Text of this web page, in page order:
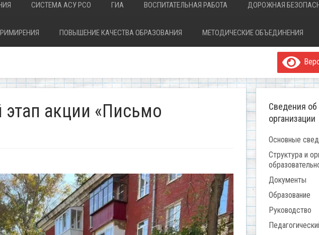
СИСТЕМА АСУ РСО ГИА ВОСПИТАТЕЛЬНАЯ РАБОТА ДОРОЖНАЯ
ПОВЫШЕНИЕ КАЧЕСТВА ОБРАЗОВАНИЯ МЕТОДИЧЕСКИЕ ОБЪЕДИНЕНИЯ
акции «Письмо
Сведения об
организации
Основные
Структура и
Документы
Образование
Руководство